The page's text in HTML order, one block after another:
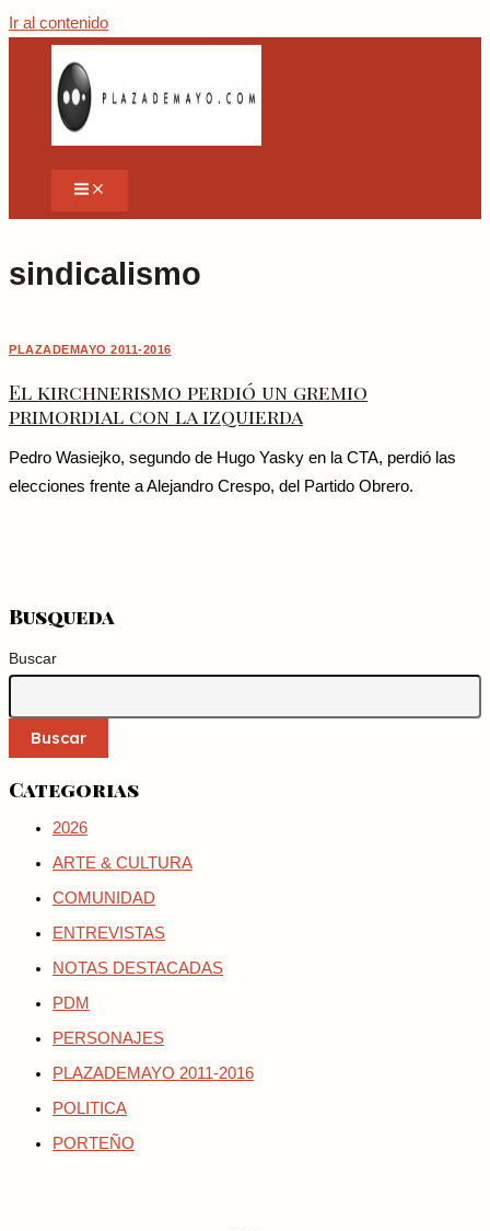
Ir al contenido
sindicalismo
PLAZADEMAYO 2011-2016
El kirchnerismo perdió un gremio
primordial con la izquierda
Pedro Wasiejko, segundo de Hugo Yasky en la CTA, perdió las
elecciones frente a Alejandro Crespo, del Partido Obrero.
Busqueda
Buscar
Buscar
Categorias
2026
ARTE & CULTURA
COMUNIDAD
ENTREVISTAS
NOTAS DESTACADAS
PDM
PERSONAJES
PLAZADEMAYO 2011-2016
POLITICA
PORTEÑO